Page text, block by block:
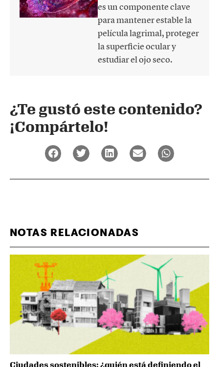
es un componente clave
para mantener estable la
película lagrimal, proteger
la superficie ocular y
estudiar el ojo seco.
¿Te gustó este contenido?
¡Compártelo!
NOTAS RELACIONADAS
Ciudades sostenibles: ¿quién está definiendo el